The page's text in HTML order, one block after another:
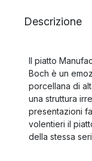
Descrizione
Il piatto
Boch è un
porcellana di
una struttura
presentazioni
volentieri il
della stessa